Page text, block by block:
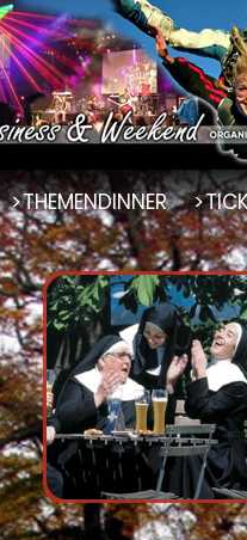
THEMENDINNER